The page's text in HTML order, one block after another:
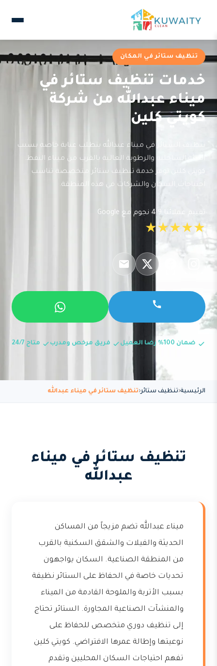
تنظيف ستائر في المكان
خدمات تنظيف ستائر في
ميناء عبدالله من شركة
كويتي كلين
تنظيف الستائر في ميناء عبدالله يتطلب عناية خاصة بسبب
البيئة الساحلية والرطوبة العالية بالقرب من ميناء النفط.
كويتي كلين توفر خدمة تنظيف ستائر متخصصة تناسب
احتياجات السكان والشركات في هذه المنطقة.
تقييم عملائنا 4.9 نجوم مع Google
★★★★★
ضمان 100% رضا العميل فريق مرخص ومدرب متاح 24/7
الرئيسية تنظيف ستائر تنظيف ستائر في ميناء عبدالله
تنظيف ستائر في ميناء
عبدالله
ميناء عبدالله تضم مزيجاً من المساكن
الحديثة والفيلات والشقق السكنية بالقرب
من المنطقة الصناعية. السكان يواجهون
تحديات خاصة في الحفاظ على الستائر نظيفة
بسبب الأتربة والملوحة القادمة من الميناء
والمنشآت الصناعية المجاورة. الستائر تحتاج
إلى تنظيف دوري متخصص للحفاظ على
نوعيتها وإطالة عمرها الافتراضي. كويتي كلين
تفهم احتياجات السكان المحليين وتقدم